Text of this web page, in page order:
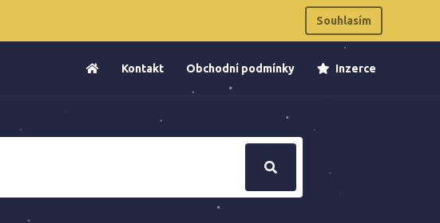
Souhlasím
Kontakt Obchodní podmínky Inzerce